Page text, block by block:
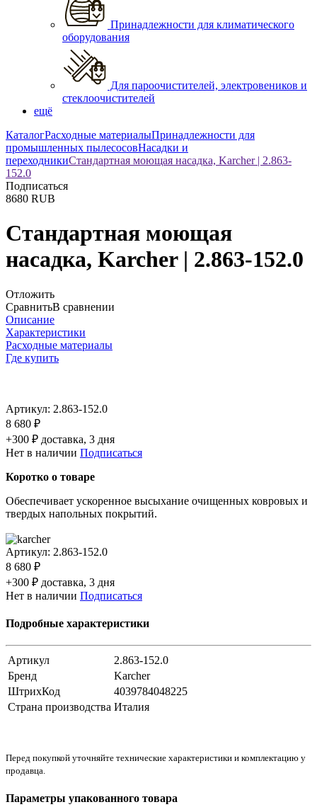
Принадлежности для климатического
оборудования
Для пароочистителей, электровеников и
стеклоочистителей
ещё
КаталогРасходные материалыПринадлежности для
промышленных пылесосовНасадки и
переходникиСтандартная моющая насадка, Karcher | 2.863-
152.0
Подписаться
8680 RUB
Стандартная моющая
насадка, Karcher | 2.863-152.0
Отложить
СравнитьВ сравнении
Описание
Характеристики
Расходные материалы
Где купить
Артикул: 2.863-152.0
8 680 ₽
+300 ₽ доставка, 3 дня
Нет в наличии Подписаться
Коротко о товаре
Обеспечивает ускоренное высыхание очищенных ковровых и
твердых напольных покрытий.
Артикул: 2.863-152.0
8 680 ₽
+300 ₽ доставка, 3 дня
Нет в наличии Подписаться
Подробные характеристики
Артикул
2.863-152.0
Бренд
Karcher
ШтрихКод
4039784048225
Страна производства Италия
Перед покупкой уточняйте технические характеристики и комплектацию у
продавца.
Параметры упакованного товара